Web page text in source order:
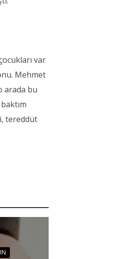
var
Mehmet
arada bu
tereddüt